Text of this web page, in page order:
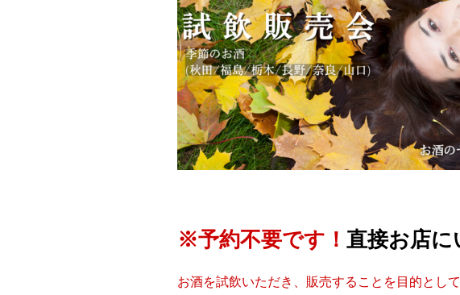
※予約不要です！ 直接お店
お酒を試飲いただき、販売することを目的とし